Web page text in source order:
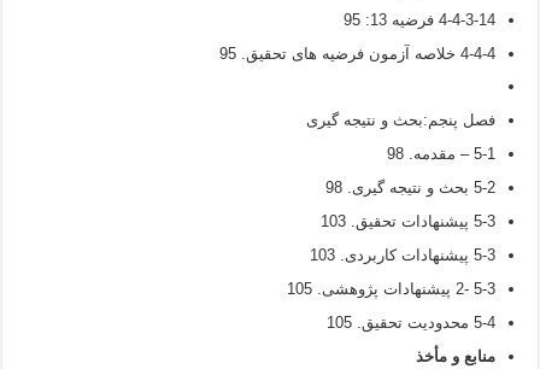
4-4-3-14 فرضیه 13: 95
4-4-4 خلاصه آزمون فرضیه های تحقیق. 95
فصل پنجم:بحث و نتیجه گیری
5-1 – مقدمه. 98
5-2 بحث و نتیجه گیری. 98
5-3 پیشنهادات تحقیق. 103
5-3 پیشنهادات کاربردی. 103
5-3 -2 پیشنهادات پژوهشی. 105
5-4 محدودیت تحقیق. 105
منابع و مأخذ